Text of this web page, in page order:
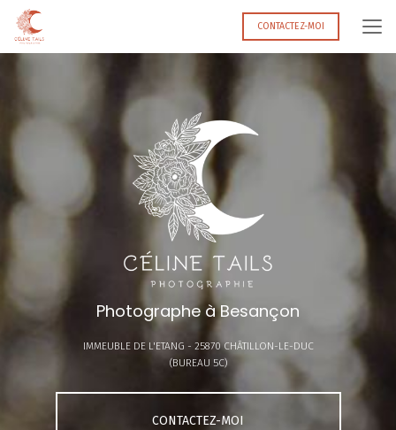
Aller
contenu
CONTACTEZ-MOI
Photographe à Besançon
IMMEUBLE DE L'ETANG - 25870 CHÂTILLON-LE-DUC
(BUREAU 5C)
CONTACTEZ-MOI